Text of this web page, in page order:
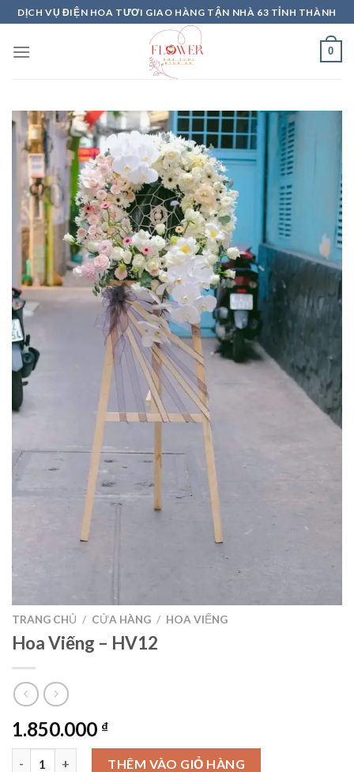
Skip
to
content
DỊCH VỤ ĐIỆN HOA TƯƠI GIAO HÀNG TẬN NHÀ 63 TỈNH THÀNH
0
TRANG CHỦ / CỬA HÀNG / HOA VIẾNG
Hoa Viếng – HV12
1.850.000 ₫
Hoa Viếng - HV12 số lượngTHÊM VÀO GIỎ HÀNG